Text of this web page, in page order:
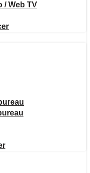
/ Web TV